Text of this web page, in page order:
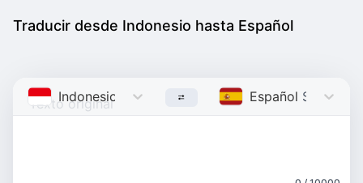
Traducir desde Indonesio hasta Español
Indonesio Indonesian Español Spanish